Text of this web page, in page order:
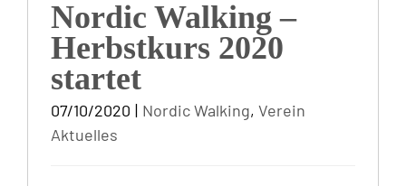
Nordic Walking –
Herbstkurs 2020
startet
07/10/2020 | Nordic Walking, Verein
Aktuelles